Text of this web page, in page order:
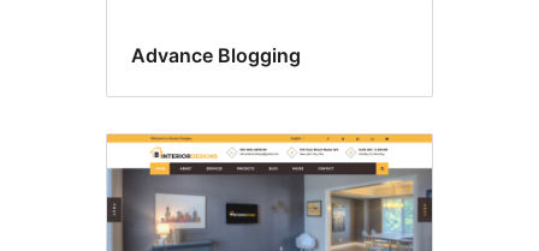
Advance Blogging